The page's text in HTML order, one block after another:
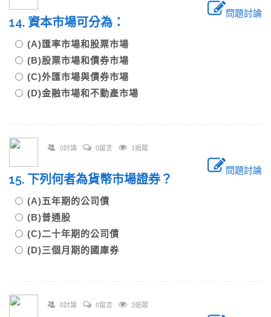
問題討論
14. 資本市場可分為：
(A)匯率市場和股票市場
(B)股票市場和債券市場
(C)外匯市場與債券市場
(D)金融市場和不動產市場
0討論 0留言 1追蹤
問題討論
15. 下列何者為貨幣市場證券？
(A)五年期的公司債
(B)普通股
(C)二十年期的公司債
(D)三個月期的國庫券
0討論 0留言 2追蹤